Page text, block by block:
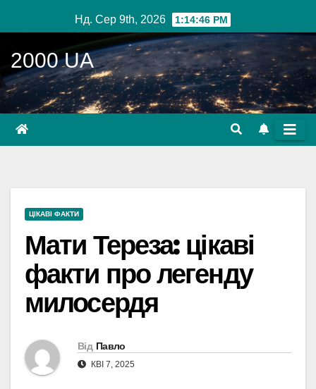
до
вмісту
Нд. Сер 9th, 2026 1:14:47 PM
2000 UA
ЦІКАВІ ФАКТИ
Мати Тереза: цікаві
факти про легенду
милосердя
Від Павло
КВІ 7, 2025